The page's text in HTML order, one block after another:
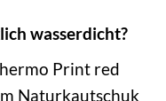
wasserdicht?
Print red
Naturkautschuk